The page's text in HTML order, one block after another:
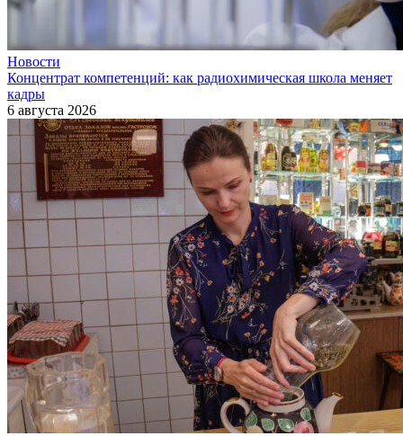
Новости
Концентрат компетенций: как радиохимическая школа меняет
кадры
6 августа 2026